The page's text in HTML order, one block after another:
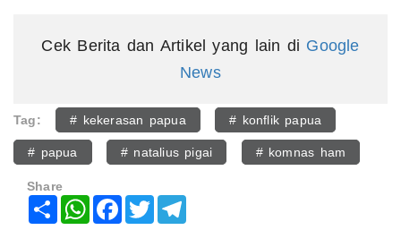
Cek Berita dan Artikel yang lain di Google
News
Tag: # kekerasan papua # konflik papua
# papua # natalius pigai # komnas ham
Share
Share WhatsAppFacebook
Twitter